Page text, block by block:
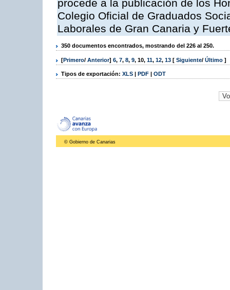
procede a la publicación de los
Colegio Oficial de Graduados
Laborales de Gran Canaria y
350 documentos encontrados, mostrando del 226 al 250.
[Primero/ Anterior] 6, 7, 8, 9, 10, 11, 12, 13 [ Siguiente/ Último ]
Tipos de exportación: XLS | PDF | ODT
© Gobierno de Canarias